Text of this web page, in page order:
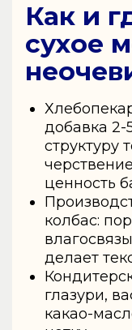
Как и
сухое
добавка 2-
структуру
ценность
колбас:
делает
глазури,
какао-